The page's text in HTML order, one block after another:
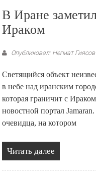
В Иране
Ираком
Опубликовал: Негмат Гиясов
Светящийся объект
в небе над иранским
которая граничит с
новостной портал
очевидца, на котором
Читать далее